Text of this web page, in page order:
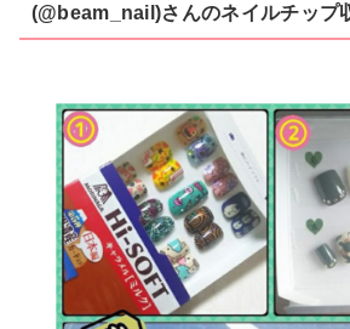
(@beam_nail)さんのネイルチップ